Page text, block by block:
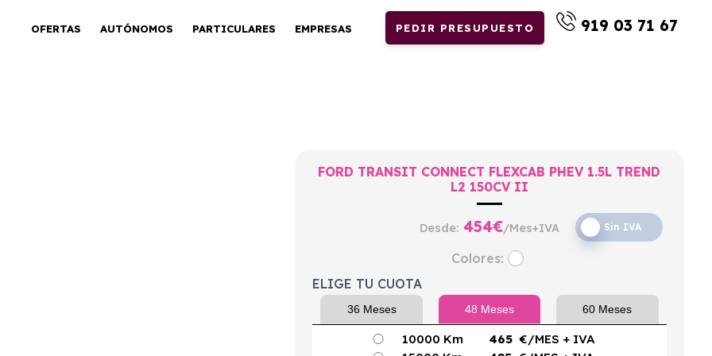
OFERTAS AUTÓNOMOS PARTICULARES EMPRESAS PEDIR PRESUPUESTO 919 03 71 67
FORD TRANSIT CONNECT FLEXCAB PHEV 1.5L TREND
L2 150CV II
Desde: 454€/Mes+IVA Sin IVA
Colores:
ELIGE TU CUOTA
36 Meses 48 Meses 60 Meses
10000 Km 465 €/MES + IVA